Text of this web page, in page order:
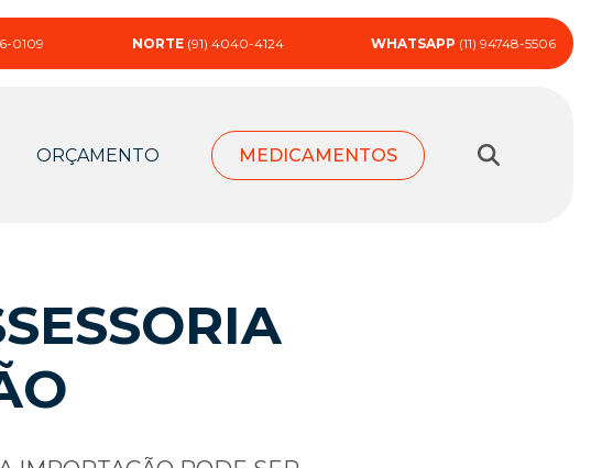
0109 NORTE (91) 4040-4124 WHATSAPP (11) 94748-5506
ORÇAMENTO MEDICAMENTOS